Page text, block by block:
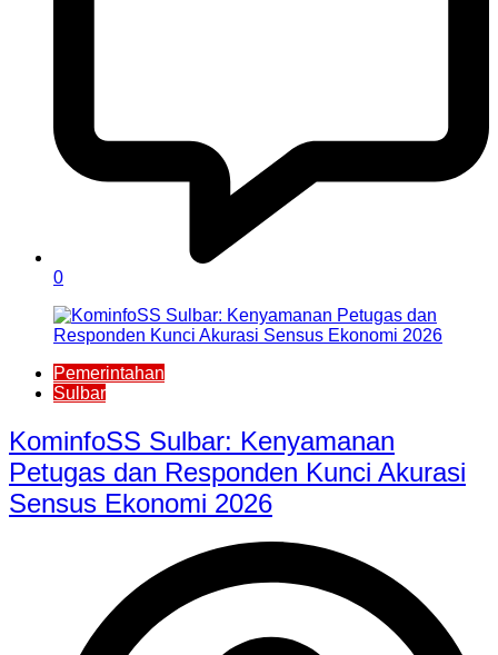
0
Pemerintahan
Sulbar
KominfoSS Sulbar: Kenyamanan
Petugas dan Responden Kunci Akurasi
Sensus Ekonomi 2026